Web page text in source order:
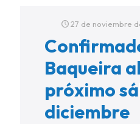
27 de noviembre
Baqueira
próximo
diciembre